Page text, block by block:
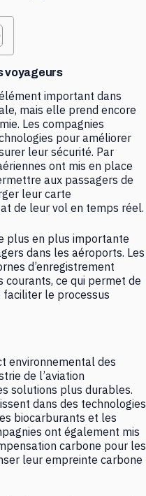
voyageurs
important dans
mais elle prend encore
Les compagnies
pour améliorer
leur sécurité. Par
ont mis en place
aux passagers de
leur carte
de leur vol en temps réel.
plus en plus importante
dans les aéroports. Les
d’enregistrement
ce qui permet de
faciliter le processus
environnemental des
de l’aviation
solutions plus durables.
dans des technologies
biocarburants et les
ont également mis
carbone pour les
leur empreinte carbone